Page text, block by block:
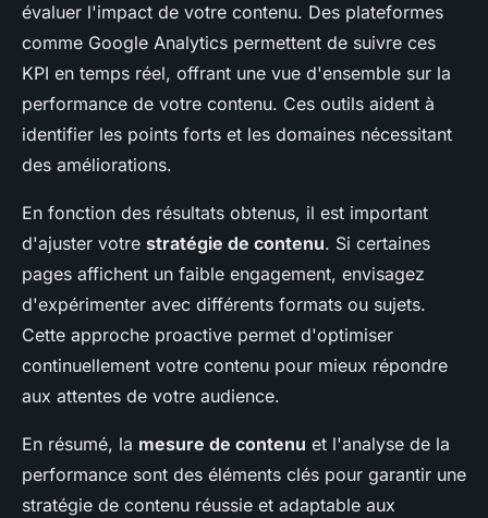
évaluer l'impact de votre contenu. Des plateformes
comme Google Analytics permettent de suivre ces
KPI en temps réel, offrant une vue d'ensemble sur la
performance de votre contenu. Ces outils aident à
identifier les points forts et les domaines nécessitant
des améliorations.
En fonction des résultats obtenus, il est important
d'ajuster votre stratégie de contenu. Si certaines
pages affichent un faible engagement, envisagez
d'expérimenter avec différents formats ou sujets.
Cette approche proactive permet d'optimiser
continuellement votre contenu pour mieux répondre
aux attentes de votre audience.
En résumé, la mesure de contenu et l'analyse de la
performance sont des éléments clés pour garantir une
stratégie de contenu réussie et adaptable aux